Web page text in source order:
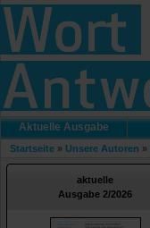
Aktuelle Ausgabe
Startseite » Unsere Autoren »
aktuelle
Ausgabe 2/2026